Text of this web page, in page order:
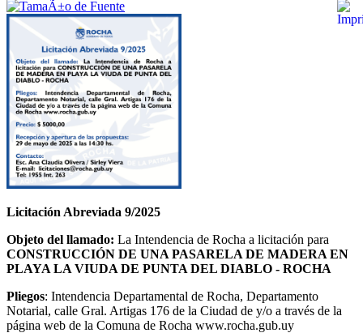
Licitación Abreviada 9/2025
Objeto del llamado: La Intendencia de Rocha a licitación para
CONSTRUCCIÓN DE UNA PASARELA DE MADERA EN
PLAYA LA VIUDA DE PUNTA DEL DIABLO - ROCHA
Pliegos: Intendencia Departamental de Rocha, Departamento
Notarial, calle Gral. Artigas 176 de la Ciudad de y/o a través de la
página web de la Comuna de Rocha www.rocha.gub.uy